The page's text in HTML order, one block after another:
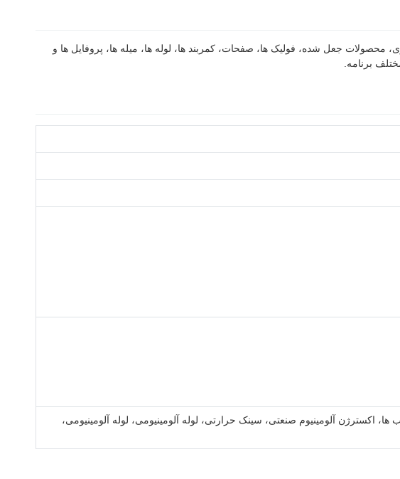
محصولات جعل شده، فولیک ها، صفحات، کمربند ها، لوله ها، میله ها، پروفایل ها و
برنامه.
اکسترژن آلومینیوم صنعتی، سینک حرارتی، لوله آلومینیومی، لوله آلومینیومی،